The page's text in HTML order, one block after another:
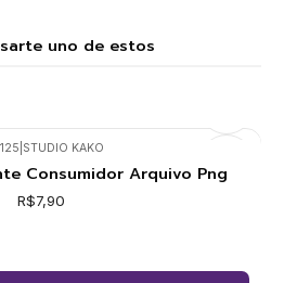
uno de estos
STUDIO KAKO
Consumidor Arquivo Png
R$7,90